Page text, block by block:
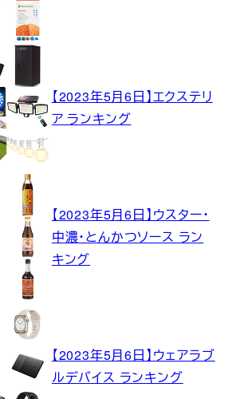
【2023年5月6日】エクステリ
ア ランキング
【2023年5月6日】ウスター・
中濃・とんかつソース ラン
キング
【2023年5月6日】ウェアラブ
ルデバイス ランキング